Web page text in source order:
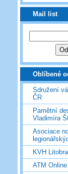
Mail list
Oblíbené
Sdružení
ČR
Pamětní
Vladimíra
Asociace
KVH
ATM Online